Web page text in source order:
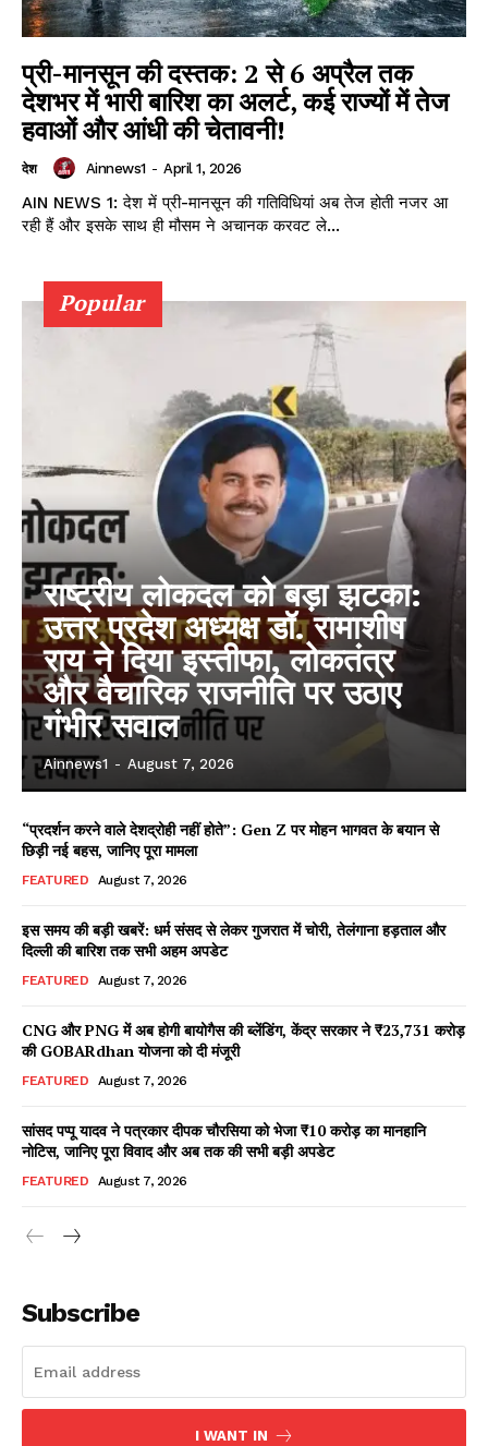
AIN NEWS 1
Contact Us
About Us
Privacy Policy
Terms of Use Agreement
Facebook
X WhatsApp
Share
प्री-मानसून की दस्तक: 2 से 6 अप्रैल तक
देशभर में भारी बारिश का अलर्ट, कई राज्यों में तेज
हवाओं और आंधी की चेतावनी!
देश Ainnews1 - April 1, 2026
AIN NEWS 1: देश में प्री-मानसून की गतिविधियां अब तेज होती नजर आ
रही हैं और इसके साथ ही मौसम ने अचानक करवट ले...
Popular
राष्ट्रीय लोकदल को बड़ा झटका:
उत्तर प्रदेश अध्यक्ष डॉ. रामाशीष
राय ने दिया इस्तीफा, लोकतंत्र
और वैचारिक राजनीति पर उठाए
गंभीर सवाल
Ainnews1 - August 7, 2026
“प्रदर्शन करने वाले देशद्रोही नहीं होते”: Gen Z पर मोहन भागवत के बयान से
छिड़ी नई बहस, जानिए पूरा मामला
FEATURED August 7, 2026
इस समय की बड़ी खबरें: धर्म संसद से लेकर गुजरात में चोरी, तेलंगाना हड़ताल और
दिल्ली की बारिश तक सभी अहम अपडेट
FEATURED August 7, 2026
CNG और PNG में अब होगी बायोगैस की ब्लेंडिंग, केंद्र सरकार ने ₹23,731 करोड़
की GOBARdhan योजना को दी मंजूरी
FEATURED August 7, 2026
सांसद पप्पू यादव ने पत्रकार दीपक चौरसिया को भेजा ₹10 करोड़ का मानहानि
नोटिस, जानिए पूरा विवाद और अब तक की सभी बड़ी अपडेट
FEATURED August 7, 2026
Subscribe
I WANT IN